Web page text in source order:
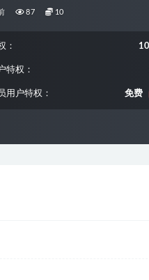
87 10
：
特权：
用户特权： 免费